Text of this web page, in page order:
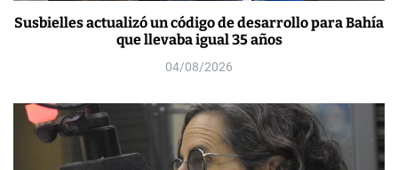
Susbielles actualizó un código de desarrollo para Bahía
que llevaba igual 35 años
04/08/2026